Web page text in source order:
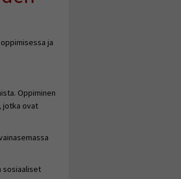
ja
Oppiminen
jotka ovat
sosiaaliset